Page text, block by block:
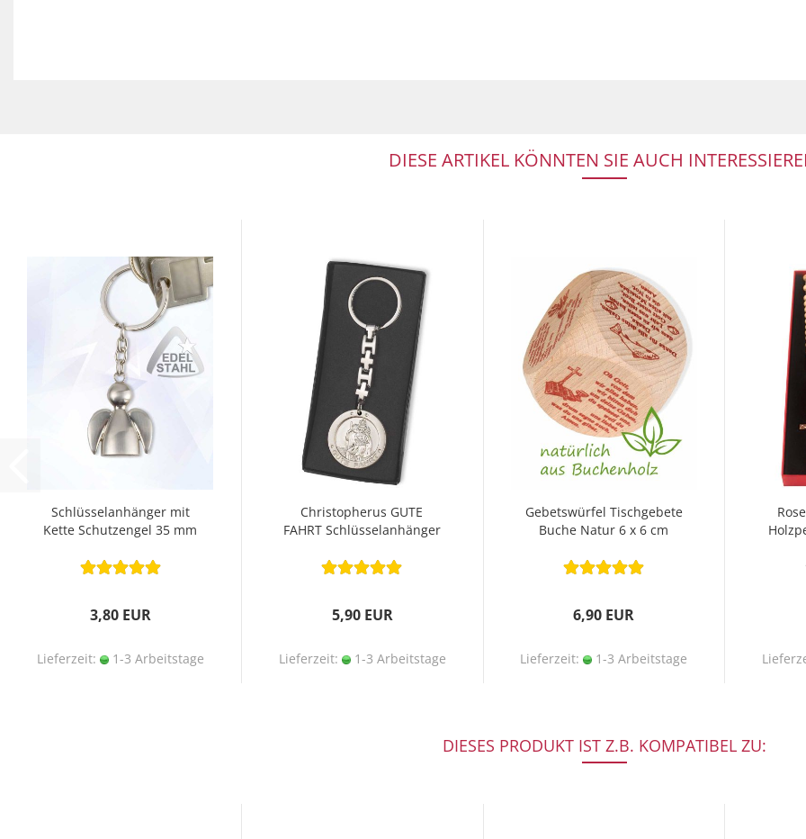
DIESE ARTIKEL KÖNNTEN SIE AUCH
Schlüsselanhänger mit
Kette Schutzengel 35 mm
3,80 EUR
Lieferzeit: 1-3 Arbeitstage
Christopherus GUTE
FAHRT Schlüsselanhänger
5,90 EUR
Lieferzeit: 1-3 Arbeitstage
Gebetswürfel Tischgebete
Buche Natur 6 x 6 cm
6,90 EUR
Lieferzeit: 1-3 Arbeitstage
DIESES PRODUKT IST Z.B. KOMPATIBEL ZU: